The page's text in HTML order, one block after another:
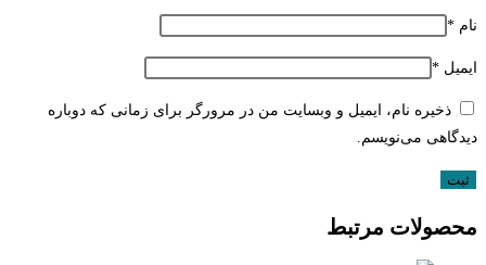
نام *
ایمیل *
ذخیره نام، ایمیل و وبسایت من در مرورگر برای زمانی که دوباره
دیدگاهی می‌نویسم.
محصولات مرتبط